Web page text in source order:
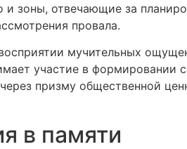
зоны, отвечающие за
провала.
мучительных
участие в формировании
призму общественной
в памяти